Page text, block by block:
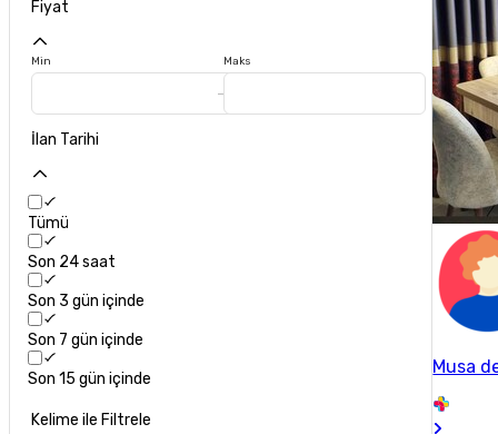
Fiyat
Min Maks
İlan Tarihi
Tümü
Son 24 saat
Son 3 gün içinde
Son 7 gün içinde
Son 15 gün içinde
Kelime ile Filtrele
Musa